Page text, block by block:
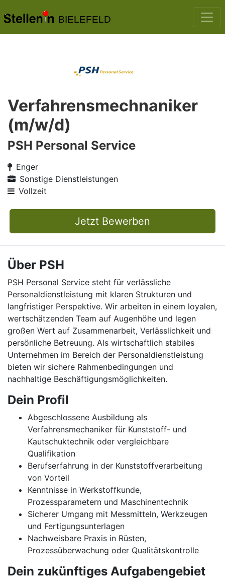
BIELEFELD
Verfahrensmechnaniker
(m/w/d)
PSH Personal Service
Enger
Sonstige Dienstleistungen
Vollzeit
Jetzt Bewerben
Über PSH
PSH Personal Service steht für verlässliche
Personaldienstleistung mit klaren Strukturen und
langfristiger Perspektive. Wir arbeiten in einem loyalen,
wertschätzenden Team auf Augenhöhe und legen
großen Wert auf Zusammenarbeit, Verlässlichkeit und
persönliche Betreuung. Als wirtschaftlich stabiles
Unternehmen im Bereich der Personaldienstleistung
bieten wir sichere Rahmenbedingungen und
nachhaltige Beschäftigungsmöglichkeiten.
Dein Profil
Abgeschlossene Ausbildung als
Verfahrensmechaniker für Kunststoff- und
Kautschuktechnik oder vergleichbare
Qualifikation
Berufserfahrung in der Kunststoffverarbeitung
von Vorteil
Kenntnisse in Werkstoffkunde,
Prozessparametern und Maschinentechnik
Sicherer Umgang mit Messmitteln, Werkzeugen
und Fertigungsunterlagen
Nachweisbare Praxis in Rüsten,
Prozessüberwachung oder Qualitätskontrolle
Dein zukünftiges Aufgabengebiet